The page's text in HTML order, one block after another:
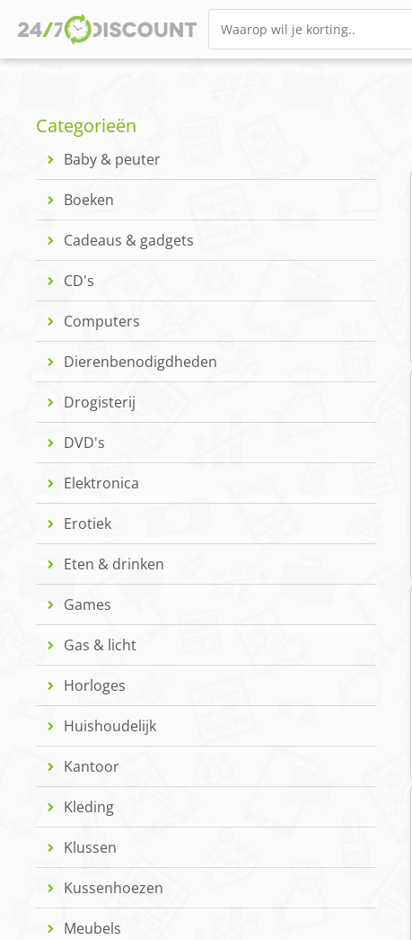
Categorieën
Baby & peuter
Boeken
Cadeaus & gadgets
CD's
Computers
Dierenbenodigdheden
Drogisterij
DVD's
Elektronica
Erotiek
Eten & drinken
Games
Gas & licht
Horloges
Huishoudelijk
Kantoor
Kleding
Klussen
Kussenhoezen
Meubels